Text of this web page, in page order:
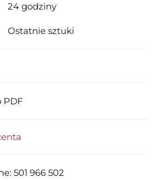
24 godziny
Ostatnie sztuki
PDF
501 966 502